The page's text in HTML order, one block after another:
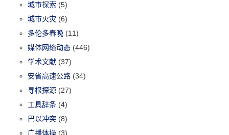
城市探索 (5)
城市火灾 (6)
多伦多春晚 (11)
媒体网络动态 (446)
学术文献 (37)
安省高速公路 (34)
寻根探源 (27)
工具辞条 (4)
巴以冲突 (8)
广播体操 (3)